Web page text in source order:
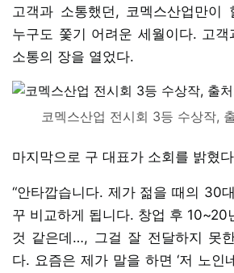
고객과 소통했던, 코멕스산업만이
누구도 쫓기 어려운 세월이다. 고
소통의 장을 열었다.
코멕스산업 전시회 3등 수상작,
마지막으로 구 대표가 소회를 밝혔
“안타깝습니다. 제가 젊을 때의 30
꾸 비교하게 됩니다. 창업 후 10~20
것 같은데…, 그걸 잘 전달하지 못
다. 요즘은 제가 말을 하면 ‘저 노인